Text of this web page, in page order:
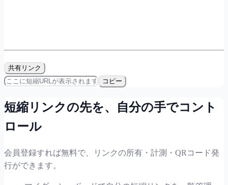
共有リンク
コピー
短縮リンクの先を、自分の手でコント
ロール
会員登録すれば無料で、リンクの所有・計測・QRコード発
行ができます。